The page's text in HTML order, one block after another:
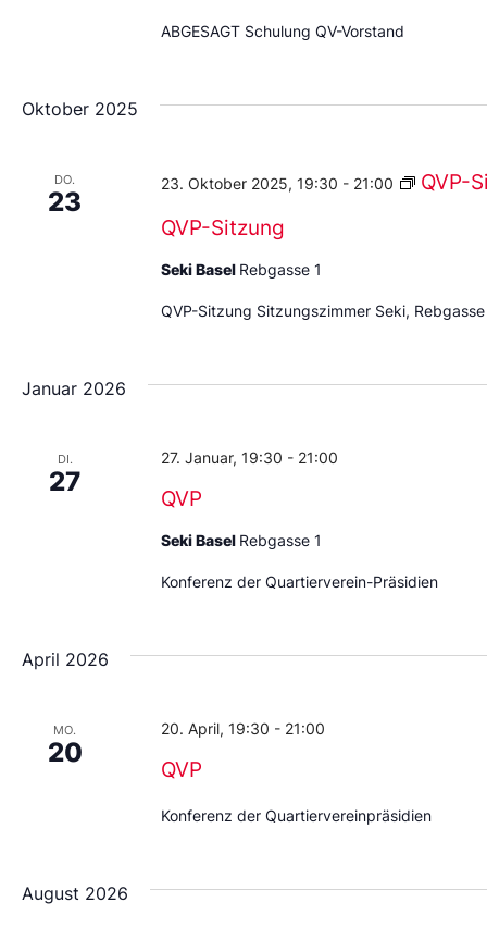
ABGESAGT Schulung QV-Vorstand
Oktober 2025
DO.
23
QVP-Sitzung
23. Oktober 2025, 19:30 - 21:00 QVP-
Seki Basel Rebgasse 1
QVP-Sitzung Sitzungszimmer Seki, Rebgasse
Januar 2026
DI.
27
QVP
27. Januar, 19:30 - 21:00
Seki Basel Rebgasse 1
Konferenz der Quartierverein-Präsidien
April 2026
MO.
20
QVP
20. April, 19:30 - 21:00
Konferenz der Quartiervereinpräsidien
August 2026